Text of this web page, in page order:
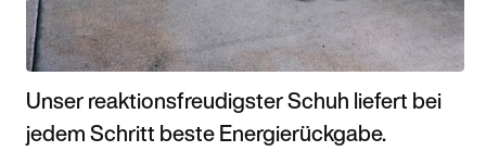
Unser reaktionsfreudigster Schuh liefert bei
jedem Schritt beste Energierückgabe.